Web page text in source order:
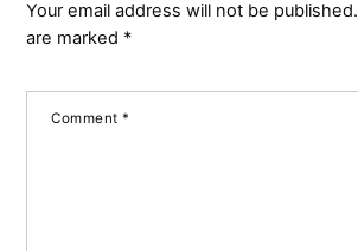
Your email address will not be published.
are marked *
Comment*